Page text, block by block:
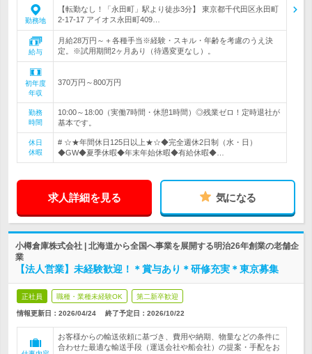
勤務地
【転勤なし！「永田町」駅より徒歩3分】 東京都千代田区永田町
2-17-17 アイオス永田町409…
給与
月給28万円～＋各種手当※経験・スキル・年齢を考慮のうえ決
定。※試用期間2ヶ月あり（待遇変更なし）。
初年度
年収
370万円～800万円
勤務
時間
10:00～18:00（実働7時間・休憩1時間）◎残業ゼロ！定時退社が
基本です。
休日
休暇
# ☆★年間休日125日以上★☆◆完全週休2日制（水・日）
◆GW◆夏季休暇◆年末年始休暇◆有給休暇◆…
求人詳細を見る 気になる
小樽倉庫株式会社 | 北海道から全国へ事業を展開する明治26年創業の老舗企
業
【法人営業】未経験歓迎！＊賞与あり＊研修充実＊東京募集
正社員 職種・業種未経験OK 第二新卒歓迎
情報更新日：2026/04/24 終了予定日： 2026/10/22
お客様からの輸送依頼に基づき、費用や納期、物量などの条件に
合わせた最適な輸送手段（運送会社や船会社）の提案・手配をお